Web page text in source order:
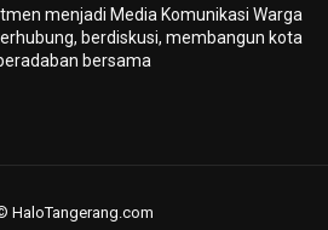
menjadi Media Komunikasi Warga
berdiskusi, membangun kota
bersama
HaloTangerang.com